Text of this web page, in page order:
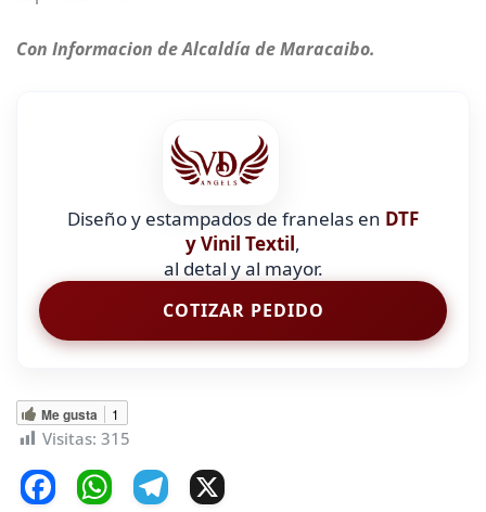
Con Informacion de Alcaldía de Maracaibo.
Diseño y estampados de franelas en DTF
y Vinil Textil,
al detal y al mayor.
COTIZAR PEDIDO
Me gusta 1
Visitas: 315
W